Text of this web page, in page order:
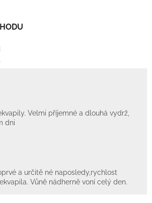
Velmi příjemné a dlouhá vydrž,
dni
a určitě né naposledy,rychlost
Vůně nádherně voní celý den.